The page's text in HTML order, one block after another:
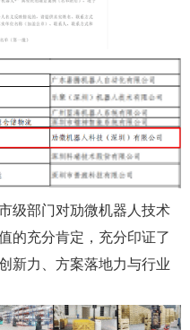
级部门对劢微机器人技术
的充分肯定，充分印证了
新力、方案落地力与行业